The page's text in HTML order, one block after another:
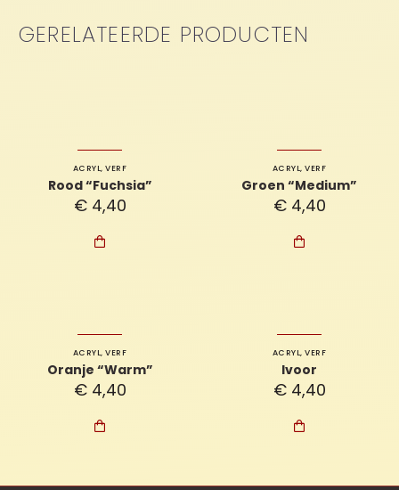
GERELATEERDE PRODUCTEN
ACRYL,VERF
Rood “Fuchsia”
€4,40

ACRYL,VERF
Groen “Medium”
€4,40

ACRYL,VERF
Oranje “Warm”
€4,40

ACRYL,VERF
Ivoor
€4,40
